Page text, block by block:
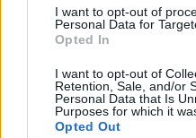
I want to opt-out of
Personal Data for
Opted In
I want to opt-out of
Retention, Sale, and/or
Personal Data that Is
Purposes for which it
Opted Out
Câmara de Redondo lança
requalificar Bairro António
A Câmara Municipal de
a primeira fase da...